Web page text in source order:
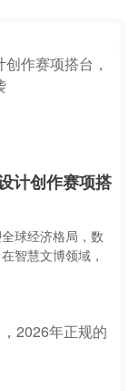
计创作赛项搭
球经济格局，数
智慧文博领域，